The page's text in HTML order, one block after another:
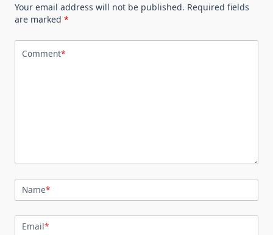
Your email address will not be published. Required fields
are marked *
Comment*
Name*
Email*